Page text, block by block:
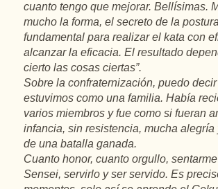
cuanto tengo que mejorar. Bellísimas.
mucho la forma, el secreto de la
fundamental para realizar el kata con
alcanzar la eficacia. El resultado
cierto las cosas ciertas”.
Sobre la confraternización, puedo
estuvimos como una familia. Había
varios miembros y fue como si fueran
infancia, sin resistencia, mucha alegría
de una batalla ganada.
Cuanto honor, cuanto orgullo,
Sensei, servirlo y ser servido. Es